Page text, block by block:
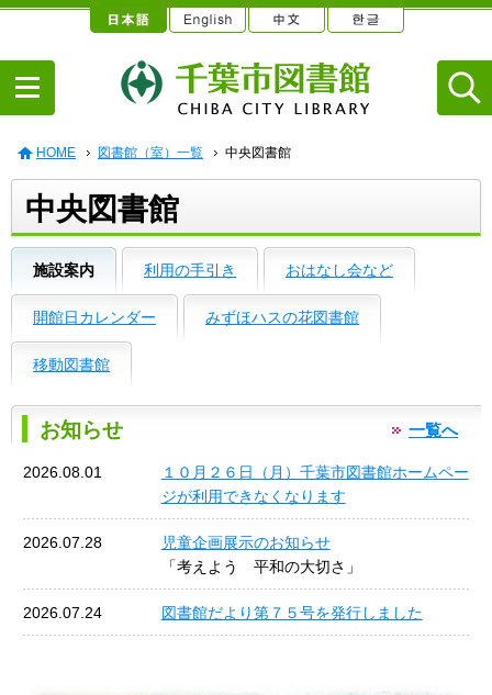
HOME 図書館（室）一覧 中央図書館
中央図書館
施設案内 利用の手引き おはなし会など
開館日カレンダー みずほハスの花図書館
移動図書館
お知らせ 一覧へ
2026.08.01
１０月２６日（月）千葉市図書館ホームペー
ジが利用できなくなります
2026.07.28
児童企画展示のお知らせ
「考えよう 平和の大切さ」
2026.07.24 図書館だより第７５号を発行しました